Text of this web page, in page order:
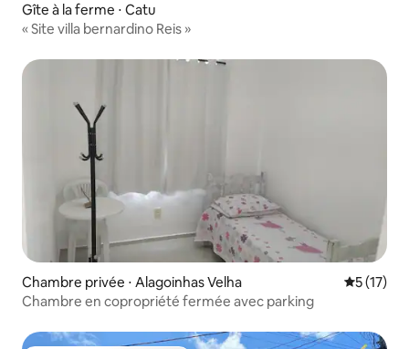
Gîte à la ferme ⋅ Catu
« Site villa bernardino Reis »
Chambre privée ⋅ Alagoinhas Velha
5 (17)
Chambre en copropriété fermée avec parking